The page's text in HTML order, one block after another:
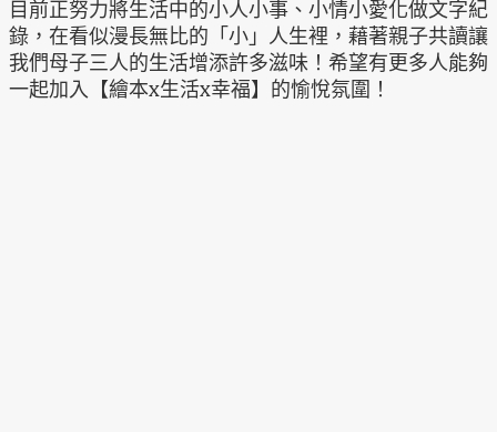
目前正努力將生活中的小人小事、小情小愛化做文字紀
錄，在看似漫長無比的「小」人生裡，藉著親子共讀讓
我們母子三人的生活增添許多滋味！希望有更多人能夠
一起加入【繪本x生活x幸福】的愉悅氛圍！